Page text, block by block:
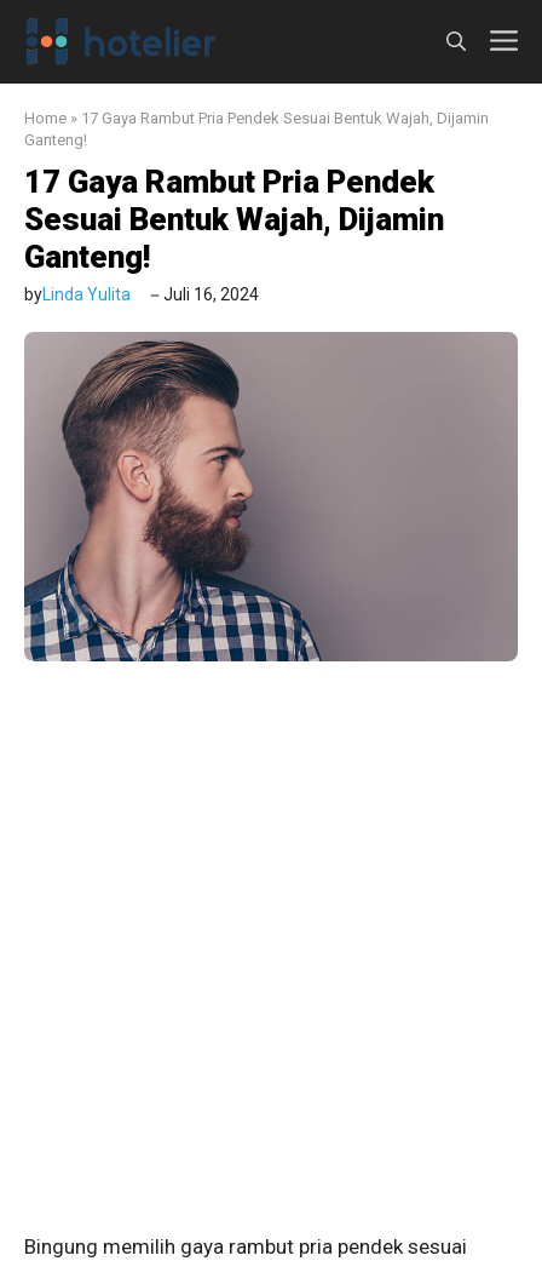
Langsung
Home » 17 Gaya Rambut Pria Pendek Sesuai Bentuk Wajah, Dijamin
Ganteng!
17 Gaya Rambut Pria Pendek
Sesuai Bentuk Wajah, Dijamin
Ganteng!
byLinda Yulita Juli 16, 2024
Bingung memilih gaya rambut pria pendek sesuai